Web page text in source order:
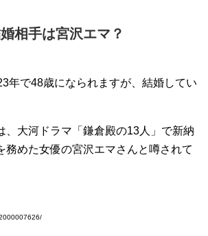
相手は宮沢エマ？
年で48歳になられますが、結婚してい
、大河ドラマ「鎌倉殿の13人」で新納
務めた女優の宮沢エマさんと噂されて